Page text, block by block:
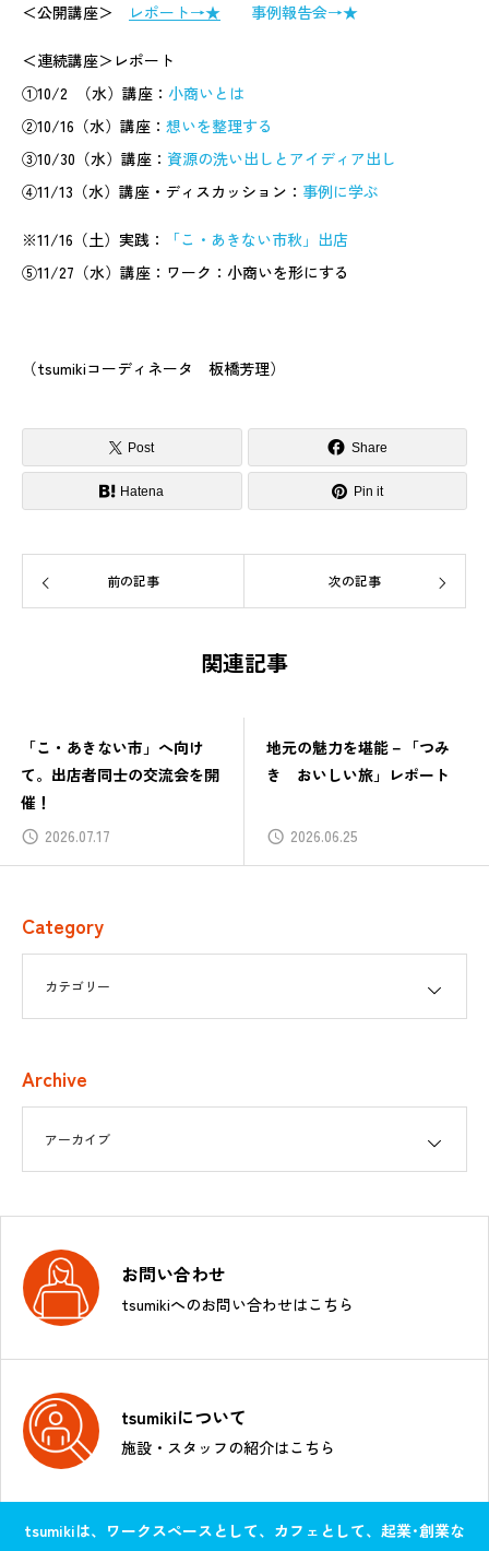
＜公開講座＞ レポート→★ 事例報告会→★
＜連続講座＞レポート
①10/2 （水）講座： 小商いとは
②10/16（水）講座： 想いを整理する
③10/30（水）講座： 資源の洗い出しとアイディア出し
④11/13（水）講座・ディスカッション： 事例に学ぶ
※11/16（土）実践：
「こ・あきない市秋」出店
⑤11/27（水）講座：ワーク：小商いを形にする
（tsumikiコーディネータ 板橋芳理）
Post Share
Hatena Pin it
前の記事 次の記事
関連記事
「こ・あきない市」へ向け
て。出店者同士の交流会を開
催！
2026.07.17
地元の魅力を堪能－「つみ
き おいしい旅」レポート
2026.06.25
Category
Archive
お問い合わせ
tsumikiへのお問い合わせはこちら
tsumikiについて
施設・スタッフの紹介はこちら
tsumikiは、ワークスペースとして、カフェとして、起業･創業な